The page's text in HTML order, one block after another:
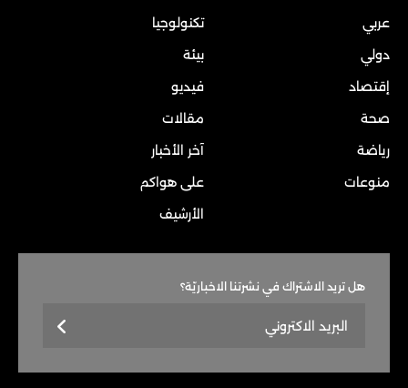
عربي
دولي
إقتصاد
صحة
رياضة
منوعات
تكنولوجيا
بيئة
فيديو
مقالات
آخر الأخبار
على هواكم
الأرشيف
هل تريد الاشتراك في نشرتنا الاخباريّة؟